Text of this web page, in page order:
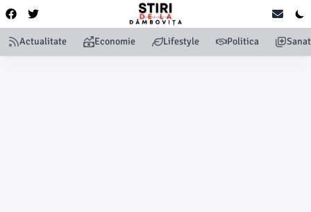
Actualitate Economie Lifestyle Politica